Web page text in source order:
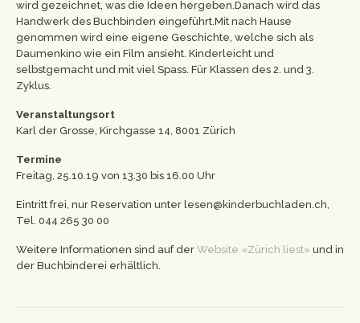
Impressum
Datenschutzerklärung
wird gezeichnet, was die Ideen hergeben.Danach wird das
Handwerk des Buchbinden eingeführt.Mit nach Hause
genommen wird eine eigene Geschichte, welche sich als
Daumenkino wie ein Film ansieht. Kinderleicht und
selbstgemacht und mit viel Spass. Für Klassen des 2. und 3.
Zyklus.
Veranstaltungsort
Karl der Grosse, Kirchgasse 14, 8001 Zürich
Termine
Freitag, 25.10.19 von 13.30 bis 16.00 Uhr
Eintritt frei, nur Reservation unter lesen@kinderbuchladen.ch,
Tel. 044 265 30 00
Weitere Informationen sind auf der Website «Zürich liest» und in
der Buchbinderei erhältlich.